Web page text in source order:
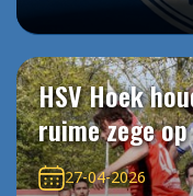
HSV Hoek
ruime zege
27-04-2026